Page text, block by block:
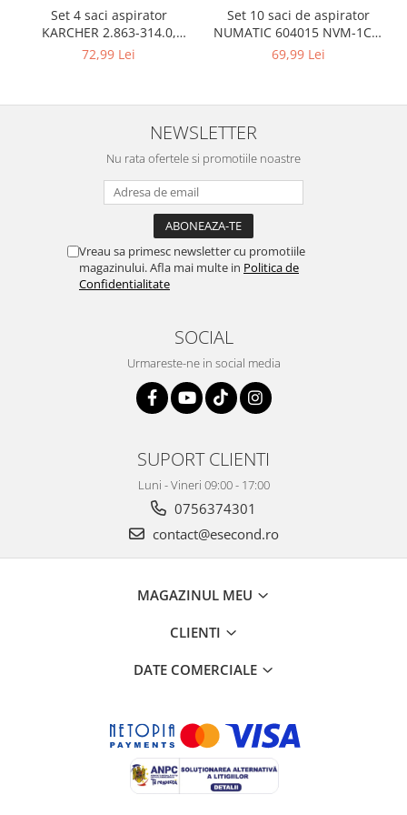
Igiena si ingrijire
Jucarii si Jocuri
Maternitate
Accesorii animale de companie
Castroane si adapatori animale
Igiena animale de companie
Mobila si transport animale de
Zgarzi, lese si hamuri
PC, Periferice & Software
Componente PC
Retelistica & Supraveghere
Sport & Activitati in aer liber
Accesorii antrenament
Accesorii sportive
Aparate Foto & Accesorii
Audio HI-FI & Profesionale
Camere video si sport
Set 4 saci aspirator
KARCHER 2.863-314.0,
compatibil cu WD, KWD, SE
72,99 Lei
Set 10 saci de aspirator
NUMATIC 604015 NVM-1CH,
9L
69,99 Lei
NEWSLETTER
Nu rata ofertele si promotiile noastre
Vreau sa primesc newsletter cu promotiile
magazinului. Afla mai multe in Politica de
Confidentialitate
SOCIAL
Urmareste-ne in social media
SUPORT CLIENTI
Luni - Vineri 09:00 - 17:00
0756374301
contact@esecond.ro
MAGAZINUL MEU
CLIENTI
DATE COMERCIALE